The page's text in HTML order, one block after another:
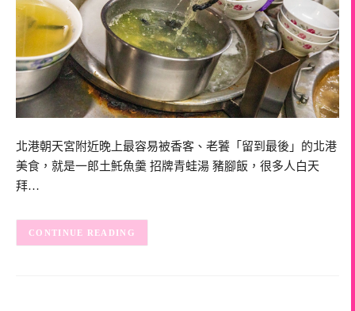
北港朝天宮附近晚上最容易被香客、老饕「留到最後」的北港
美食，就是一郎土魠魚羹 招牌青蛙湯 豬腳飯，很多人白天
拜…
CONTINUE READING